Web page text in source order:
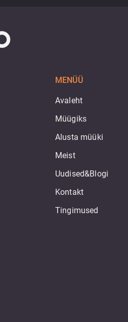
MENÜÜ
Avaleht
Müügiks
Alusta müüki
Meist
Uudised&Blogi
Kontakt
Tingimused